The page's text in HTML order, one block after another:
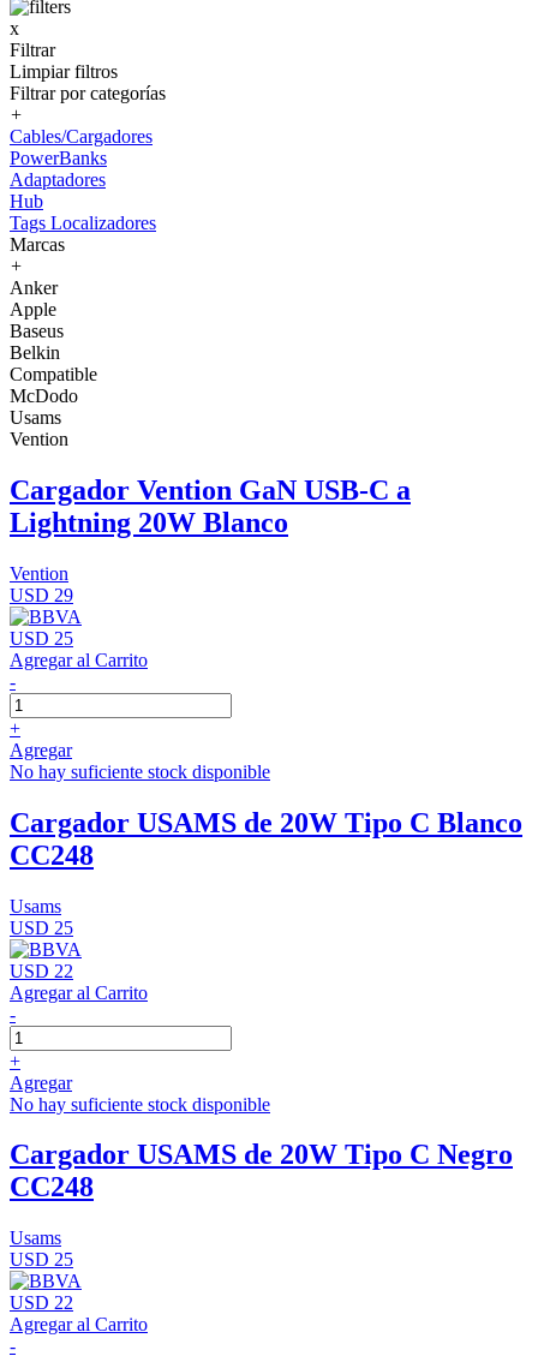
x
Filtrar
Limpiar filtros
Filtrar por categorías
+
Cables/Cargadores
PowerBanks
Adaptadores
Hub
Tags Localizadores
Marcas
+
Anker
Apple
Baseus
Belkin
Compatible
McDodo
Usams
Vention
Cargador Vention GaN USB-C a
Lightning 20W Blanco
Vention
USD 29
USD 25
Agregar al Carrito
-
+
Agregar
No hay suficiente stock disponible
Cargador USAMS de 20W Tipo C Blanco
CC248
Usams
USD 25
USD 22
Agregar al Carrito
-
+
Agregar
No hay suficiente stock disponible
Cargador USAMS de 20W Tipo C Negro
CC248
Usams
USD 25
USD 22
Agregar al Carrito
-